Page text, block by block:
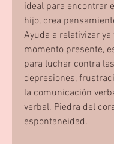
ideal para encontrar
hijo, crea
Ayuda a relativizar ya
momento presente,
para luchar contra las
depresiones,
la comunicación
verbal. Piedra del
espontaneidad.